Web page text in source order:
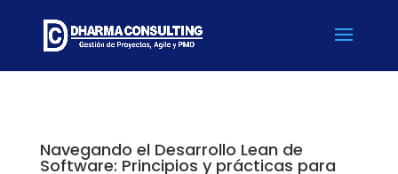
Navegando el Desarrollo Lean de
Software: Principios y prácticas para